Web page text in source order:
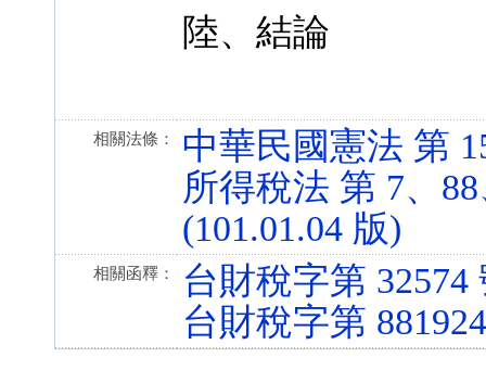
陸、結論
相關法條：
中華民國憲法 第
所得稅法 第 7、
(101.01.04 版)
相關函釋：
台財稅字第 32574
台財稅字第